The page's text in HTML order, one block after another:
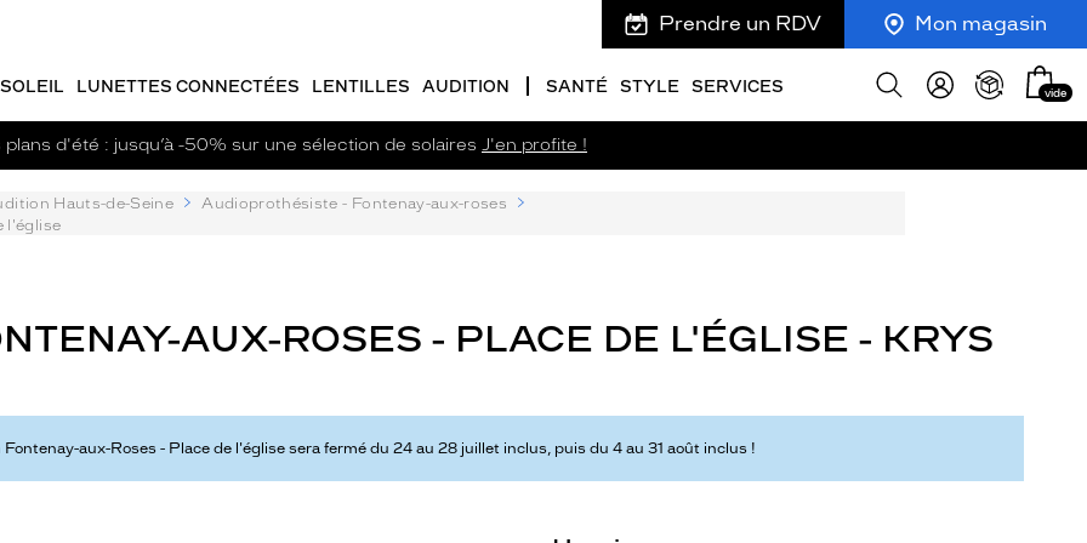
Prendre un RDV Mon magasin
LUNETTES CONNECTÉES LENTILLES AUDITION SANTÉ STYLE SERVICES
Afficher
Mon
panier
vide
plans d'été : jusqu’à -50% sur une sélection de solaires J'en profite !
Hauts-de-Seine
Audioprothésiste - Fontenay-aux-roses
l'église
AUX-ROSES - PLACE DE L'ÉGLISE - KRYS
aux-Roses - Place de l'église sera fermé du 24 au 28 juillet inclus, puis du 4 au 31 août inclus !